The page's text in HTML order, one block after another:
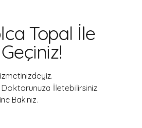
Topal İle
İletebilirsiniz.
Bakınız.